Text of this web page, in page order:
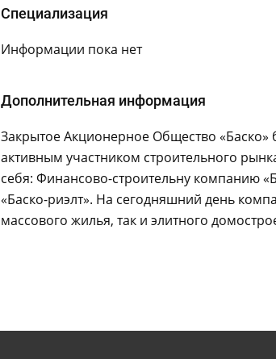
Специализация
Информации пока нет
Дополнительная информация
Закрытое Акционерное Общество «Баско»
активным участником строительного
себя: Финансово-строительну компанию
«Баско-риэлт». На сегодняшний день
массового жилья, так и элитного